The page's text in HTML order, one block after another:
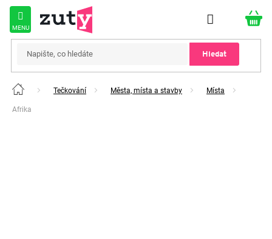
Přejít
obsah
Hledat
Domů Tečkování Města, místa a stavby Místa
Afrika